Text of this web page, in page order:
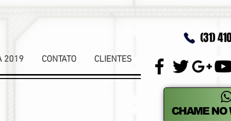
2019 CONTATO CLIENTES
(31)
CHAME NO